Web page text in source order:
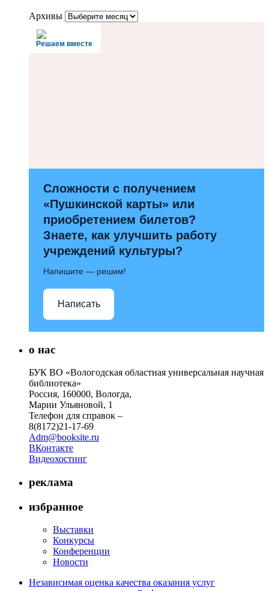
Архивы
Решаем вместе
Сложности с получением
«Пушкинской карты» или
приобретением билетов?
Знаете, как улучшить работу
учреждений культуры?
Напишите — решим!
Написать
о нас
БУК ВО «Вологодская областная универсальная научная
библиотека»
Россия, 160000, Вологда,
Марии Ульяновой, 1
Телефон для справок –
8(8172)21-17-69
Adm@booksite.ru
ВКонтакте
Видеохостинг
реклама
избранное
Выставки
Конкурсы
Конференции
Новости
Независимая оценка качества оказания услуг